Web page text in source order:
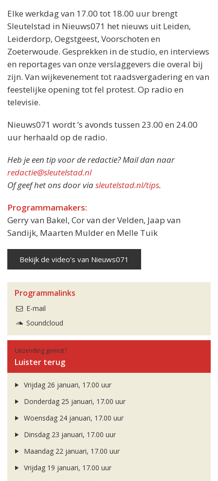
Elke werkdag van 17.00 tot 18.00 uur brengt
Sleutelstad in Nieuws071 het nieuws uit Leiden,
Leiderdorp, Oegstgeest, Voorschoten en
Zoeterwoude. Gesprekken in de studio, en interviews
en reportages van onze verslaggevers die overal bij
zijn. Van wijkevenement tot raadsvergadering en van
feestelijke opening tot fel protest. Op radio en
televisie.
Nieuws071 wordt ’s avonds tussen 23.00 en 24.00
uur herhaald op de radio.
Heb je een tip voor de redactie? Mail dan naar
redactie@sleutelstad.nl
Of geef het ons door viasleutelstad.nl/tips.
Programmamakers:
Gerry van Bakel, Cor van der Velden, Jaap van
Sandijk, Maarten Mulder en Melle Tuik
Bekijk de video's van Nieuws071
Programmalinks
E-mail
Soundcloud
Uitzending gemist?
Luister terug
Vrijdag 26 januari, 17.00 uur
Donderdag 25 januari, 17.00 uur
Woensdag 24 januari, 17.00 uur
Dinsdag 23 januari, 17.00 uur
Maandag 22 januari, 17.00 uur
Vrijdag 19 januari, 17.00 uur